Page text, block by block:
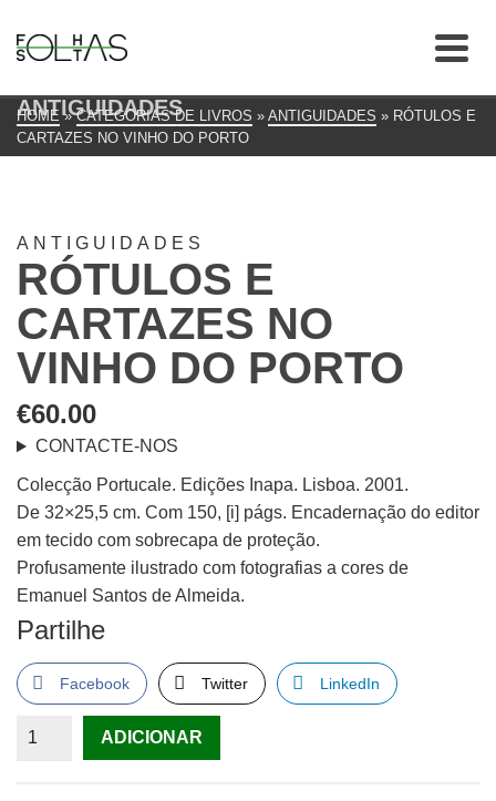
ANTIGUIDADES
HOME » CATEGORIAS DE LIVROS » ANTIGUIDADES » RÓTULOS E
CARTAZES NO VINHO DO PORTO
ANTIGUIDADES
RÓTULOS E
CARTAZES NO
VINHO DO PORTO
€60.00
CONTACTE-NOS
Colecção Portucale. Edições Inapa. Lisboa. 2001.
De 32×25,5 cm. Com 150, [i] págs. Encadernação do editor
em tecido com sobrecapa de proteção.
Profusamente ilustrado com fotografias a cores de
Emanuel Santos de Almeida.
Partilhe
Facebook Twitter LinkedIn
QuantidadeADICIONAR